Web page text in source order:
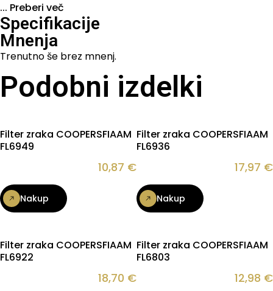
... Preberi več
Specifikacije
Mnenja
Trenutno še brez mnenj.
Podobni izdelki
Filter zraka COOPERSFIAAM
FL6949
10,87 €
Nakup
Filter zraka COOPERSFIAAM
FL6936
17,97 €
Nakup
Filter zraka COOPERSFIAAM
FL6922
18,70 €
Filter zraka COOPERSFIAAM
FL6803
12,98 €